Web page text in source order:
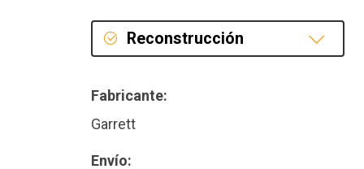
Reconstrucción
Fabricante:
Garrett
Envío: